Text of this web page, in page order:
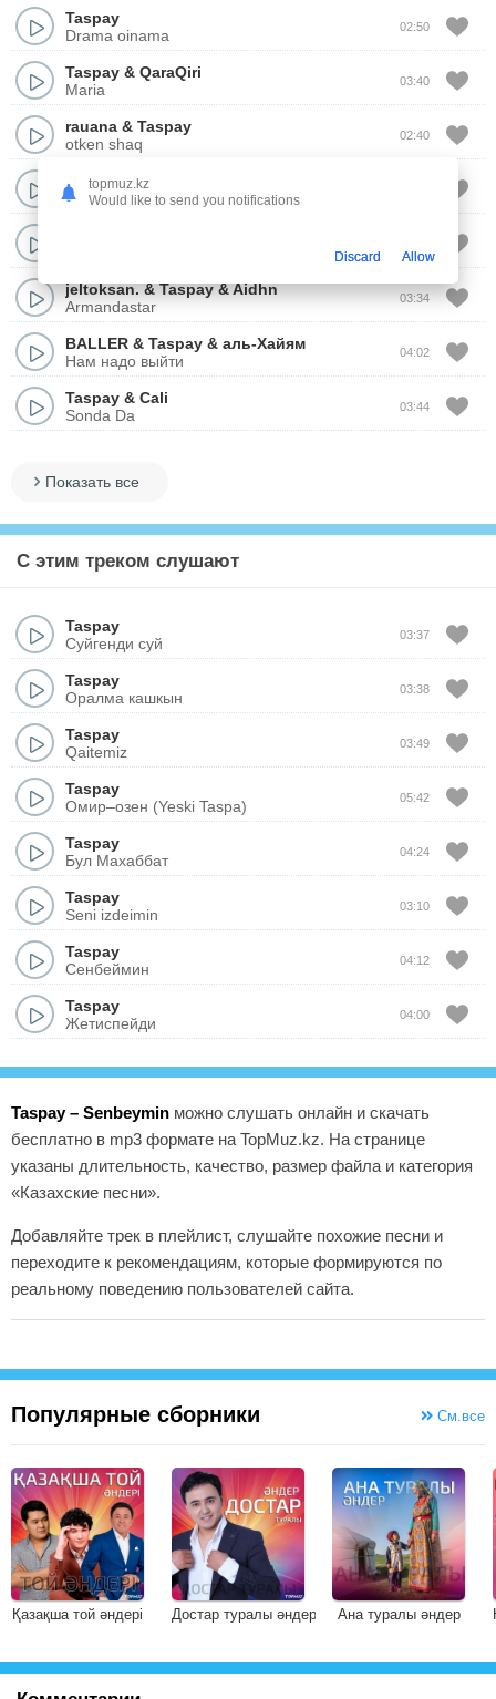
Taspay
Drama oinama
02:50
Taspay & QaraQiri
Maria
03:40
rauana & Taspay
otken shaq
02:40
Taspay
Шукир
jeltoksan.&Taspay&Aidhn
Armandastar
03:34
BALLER & Taspay & аль-Хайям
Нам надо выйти
04:02
Taspay & Cali
Sonda Da
03:44
Показать все
С этим треком слушают
Taspay
Суйгенди суй
03:37
Taspay
Оралма кашкын
03:38
Taspay
Qaitemiz
03:49
Taspay
Омир–озен (Yeski Taspa)
05:42
Taspay
Бул Махаббат
04:24
Taspay
Seni izdeimin
03:10
Taspay
Сенбеймин
04:12
Taspay
Жетиспейди
04:00
Taspay – Senbeymin можно слушать онлайн и скачать
бесплатно в mp3 формате на TopMuz.kz. На странице
указаны длительность, качество, размер файла и категория
«Казахские песни».
Добавляйте трек в плейлист, слушайте похожие песни и
переходите к рекомендациям, которые формируются по
реальному поведению пользователей сайта.
Популярные сборники См.все
Қазақша той әндері Достар туралы әндер Ана туралы әндер
topmuz.kz
Would like to send you notifications
Discard Allow